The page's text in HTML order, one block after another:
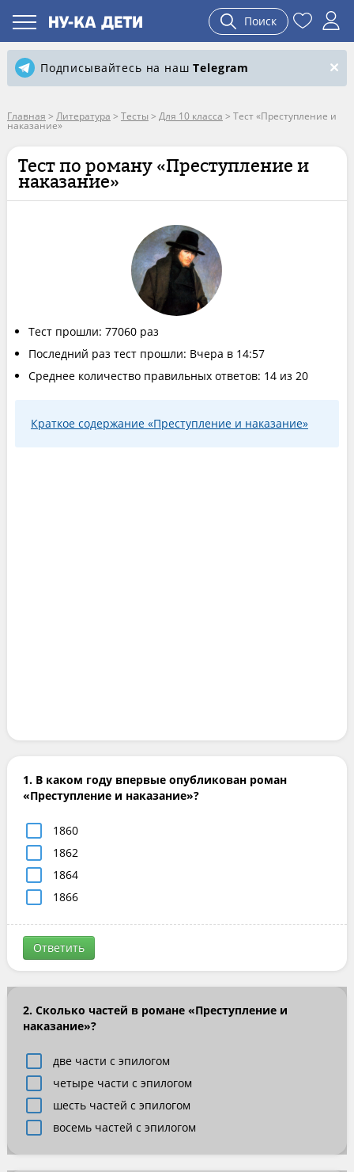
Поиск
Подписывайтесь на нашTelegram
Главная > Литература > Тесты > Для 10 класса > Тест «Преступление и
наказание»
Тест по роману «Преступление и
наказание»
Тест прошли: 77060 раз
Последний раз тест прошли: Вчера в 14:57
Среднее количество правильных ответов: 14 из 20
Краткое содержание «Преступление и наказание»
1. В каком году впервые опубликован роман
«Преступление и наказание»?
1860
1862
1864
1866
Ответить
2. Сколько частей в романе «Преступление и
наказание»?
две части с эпилогом
четыре части с эпилогом
шесть частей с эпилогом
восемь частей с эпилогом